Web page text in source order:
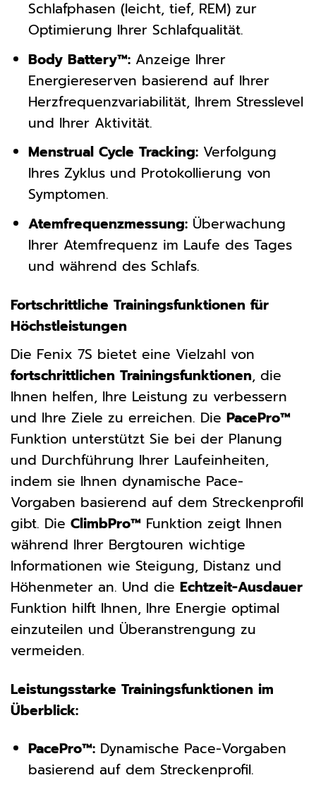
Schlafphasen (leicht, tief, REM) zur
Optimierung Ihrer Schlafqualität.
Body Battery™:Anzeige Ihrer
Energiereserven basierend auf Ihrer
Herzfrequenzvariabilität, Ihrem Stresslevel
und Ihrer Aktivität.
Menstrual Cycle Tracking:Verfolgung
Ihres Zyklus und Protokollierung von
Symptomen.
Atemfrequenzmessung:Überwachung
Ihrer Atemfrequenz im Laufe des Tages
und während des Schlafs.
Fortschrittliche Trainingsfunktionen für
Höchstleistungen
Die Fenix 7S bietet eine Vielzahl von
fortschrittlichen Trainingsfunktionen, die
Ihnen helfen, Ihre Leistung zu verbessern
und Ihre Ziele zu erreichen. Die PacePro™
Funktion unterstützt Sie bei der Planung
und Durchführung Ihrer Laufeinheiten,
indem sie Ihnen dynamische Pace-
Vorgaben basierend auf dem Streckenprofil
gibt. Die ClimbPro™ Funktion zeigt Ihnen
während Ihrer Bergtouren wichtige
Informationen wie Steigung, Distanz und
Höhenmeter an. Und die Echtzeit-Ausdauer
Funktion hilft Ihnen, Ihre Energie optimal
einzuteilen und Überanstrengung zu
vermeiden.
Leistungsstarke Trainingsfunktionen im
Überblick:
PacePro™:Dynamische Pace-Vorgaben
basierend auf dem Streckenprofil.